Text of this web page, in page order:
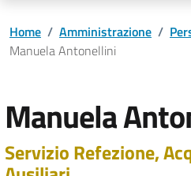
Home / Amministrazione /
Manuela Antonellini
Manuela
Servizio Refezione,